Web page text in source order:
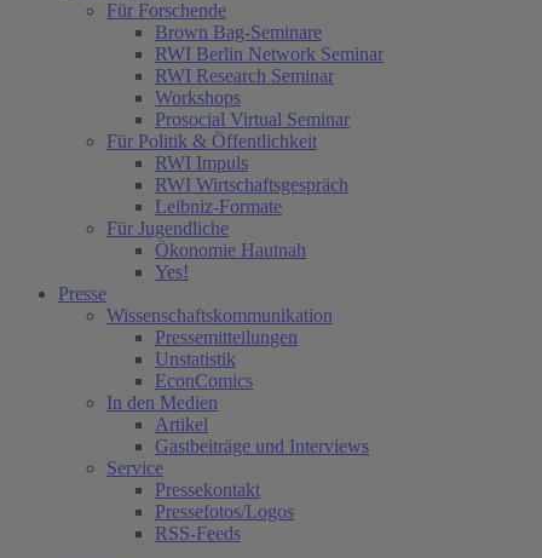
Für Forschende
Brown Bag-Seminare
RWI Berlin Network Seminar
RWI Research Seminar
Workshops
Prosocial Virtual Seminar
Für Politik & Öffentlichkeit
RWI Impuls
RWI Wirtschaftsgespräch
Leibniz-Formate
Für Jugendliche
Ökonomie Hautnah
Yes!
Presse
Wissenschaftskommunikation
Pressemitteilungen
Unstatistik
EconComics
In den Medien
Artikel
Gastbeiträge und Interviews
Service
Pressekontakt
Pressefotos/Logos
RSS-Feeds